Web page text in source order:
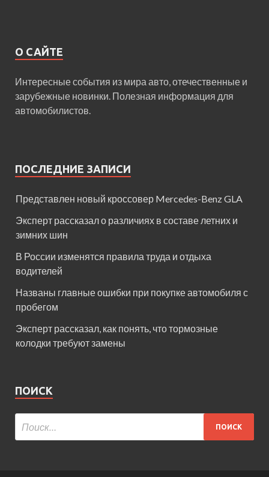
О САЙТЕ
Интересные события из мира авто, отечественные и
зарубежные новинки. Полезная информация для
автомобилистов.
ПОСЛЕДНИЕ ЗАПИСИ
Представлен новый кроссовер Mercedes-Benz GLA
Эксперт рассказал о различиях в составе летних и
зимних шин
В России изменятся правила труда и отдыха
водителей
Названы главные ошибки при покупке автомобиля с
пробегом
Эксперт рассказал, как понять, что тормозные
колодки требуют замены
ПОИСК